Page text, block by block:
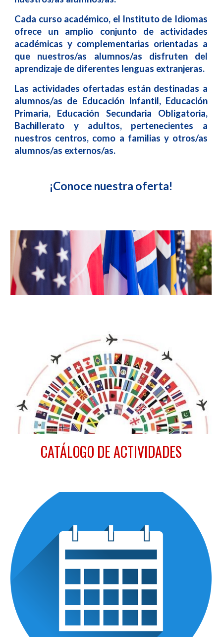
Cada curso académico, el Instituto de Idiomas
ofrece un amplio conjunto de actividades
académicas y complementarias orientadas a
que nuestros/as alumnos/as disfruten del
aprendizaje de diferentes lenguas extranjeras.
Las actividades ofertadas están destinadas a
alumnos/as de Educación Infantil, Educación
Primaria, Educación Secundaria Obligatoria,
Bachillerato y adultos, pertenecientes a
nuestros centros, como a familias y otros/as
alumnos/as externos/as.
¡Conoce nuestra oferta!
CATÁLOGO DE ACTIVIDADES